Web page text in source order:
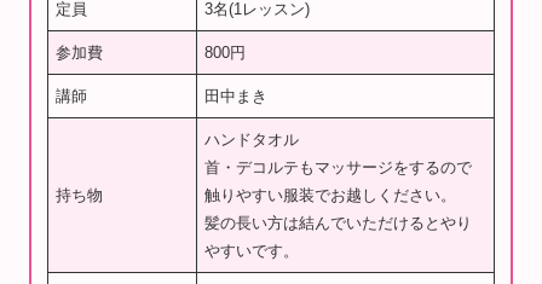
定員 3名(1レッスン)
参加費 800円
講師 田中まき
持ち物
ハンドタオル
首・デコルテもマッサージをするので
触りやすい服装でお越しください。
髪の長い方は結んでいただけるとやり
やすいです。